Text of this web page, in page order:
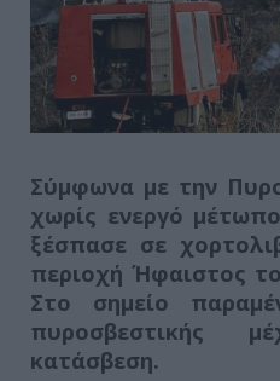
Σύμφωνα με την
χωρίς ενεργό
ξέσπασε σε
περιοχή Ήφαιστος
Στο σημείο
πυροσβεστικής
κατάσβεση.